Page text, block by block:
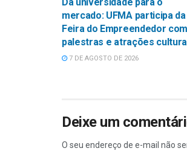
mercado: UFMA participa da
Feira do Empreendedor com
palestras e atrações
7 DE AGOSTO DE 2026
Deixe um
O seu endereço de e-mail não